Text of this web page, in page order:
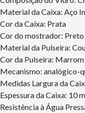
Material da Caixa: Aço
Cor da Caixa: Prata
Cor do mostrador: Preto
Material da Pulseira:
Cor da Pulseira: Marrom
Mecanismo: analógico-
Medidas Largura da
Espessura da Caixa: 10
Resistência à Água